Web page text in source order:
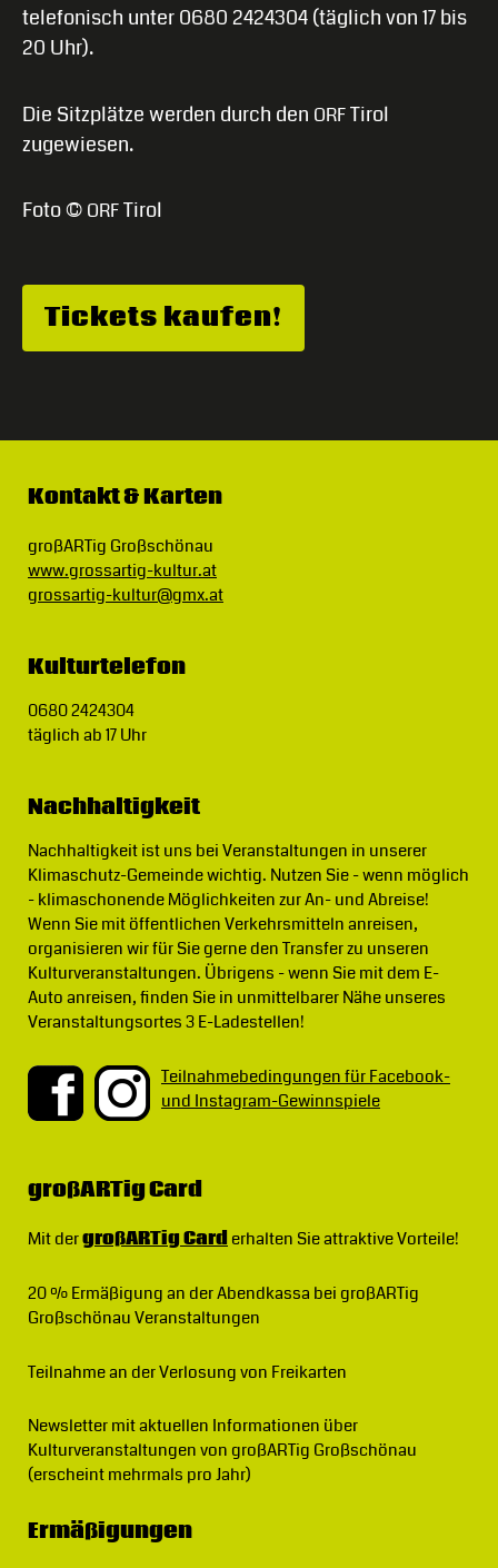
telefonisch unter 0680 2424304 (täglich von 17 bis
20 Uhr).
Die Sitzplätze werden durch den ORFTirol
zugewiesen.
Foto © ORFTirol
Tickets kaufen!
Kontakt & Karten
großARTig Großschönau
www.grossartig-kultur.at
grossartig-kultur@gmx.at
Kulturtelefon
0680 2424304
täglich ab 17 Uhr
Nachhaltigkeit
Nachhaltigkeit ist uns bei Veranstaltungen in unserer
Klimaschutz-Gemeinde wichtig. Nutzen Sie - wenn möglich
- klimaschonende Möglichkeiten zur An- und Abreise!
Wenn Sie mit öffentlichen Verkehrsmitteln anreisen,
organisieren wir für Sie gerne den Transfer zu unseren
Kulturveranstaltungen. Übrigens - wenn Sie mit dem E-
Auto anreisen, finden Sie in unmittelbarer Nähe unseres
Veranstaltungsortes 3 E-Ladestellen!
Teilnahmebedingungen für Facebook-
und Instagram-Gewinnspiele
großARTig Card
Mit dergroßARTig Carderhalten Sie attraktive Vorteile!
20 % Ermäßigungan der Abendkassa bei großARTig
Großschönau Veranstaltungen
Teilnahme an der Verlosung von Freikarten
Newslettermit aktuellen Informationen über
Kulturveranstaltungen von großARTig Großschönau
(erscheint mehrmals pro Jahr)
Ermäßigungen